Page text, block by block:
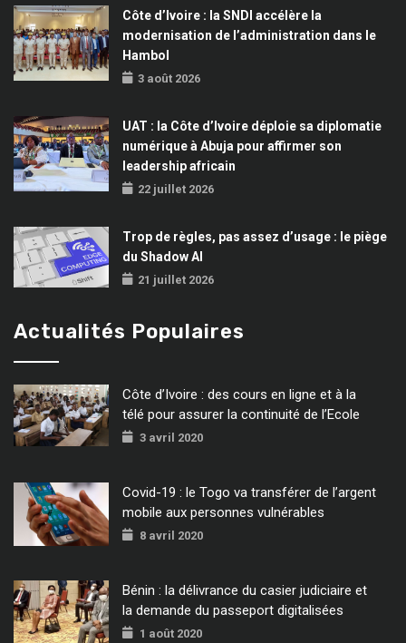
Côte d’Ivoire : la SNDI accélère la
modernisation de l’administration dans le
Hambol
3 août 2026
UAT : la Côte d’Ivoire déploie sa diplomatie
numérique à Abuja pour affirmer son
leadership africain
22 juillet 2026
Trop de règles, pas assez d’usage : le piège
du Shadow AI
21 juillet 2026
Actualités Populaires
Côte d’Ivoire : des cours en ligne et à la
télé pour assurer la continuité de l’Ecole
3 avril 2020
Covid-19 : le Togo va transférer de l’argent
mobile aux personnes vulnérables
8 avril 2020
Bénin : la délivrance du casier judiciaire et
la demande du passeport digitalisées
1 août 2020